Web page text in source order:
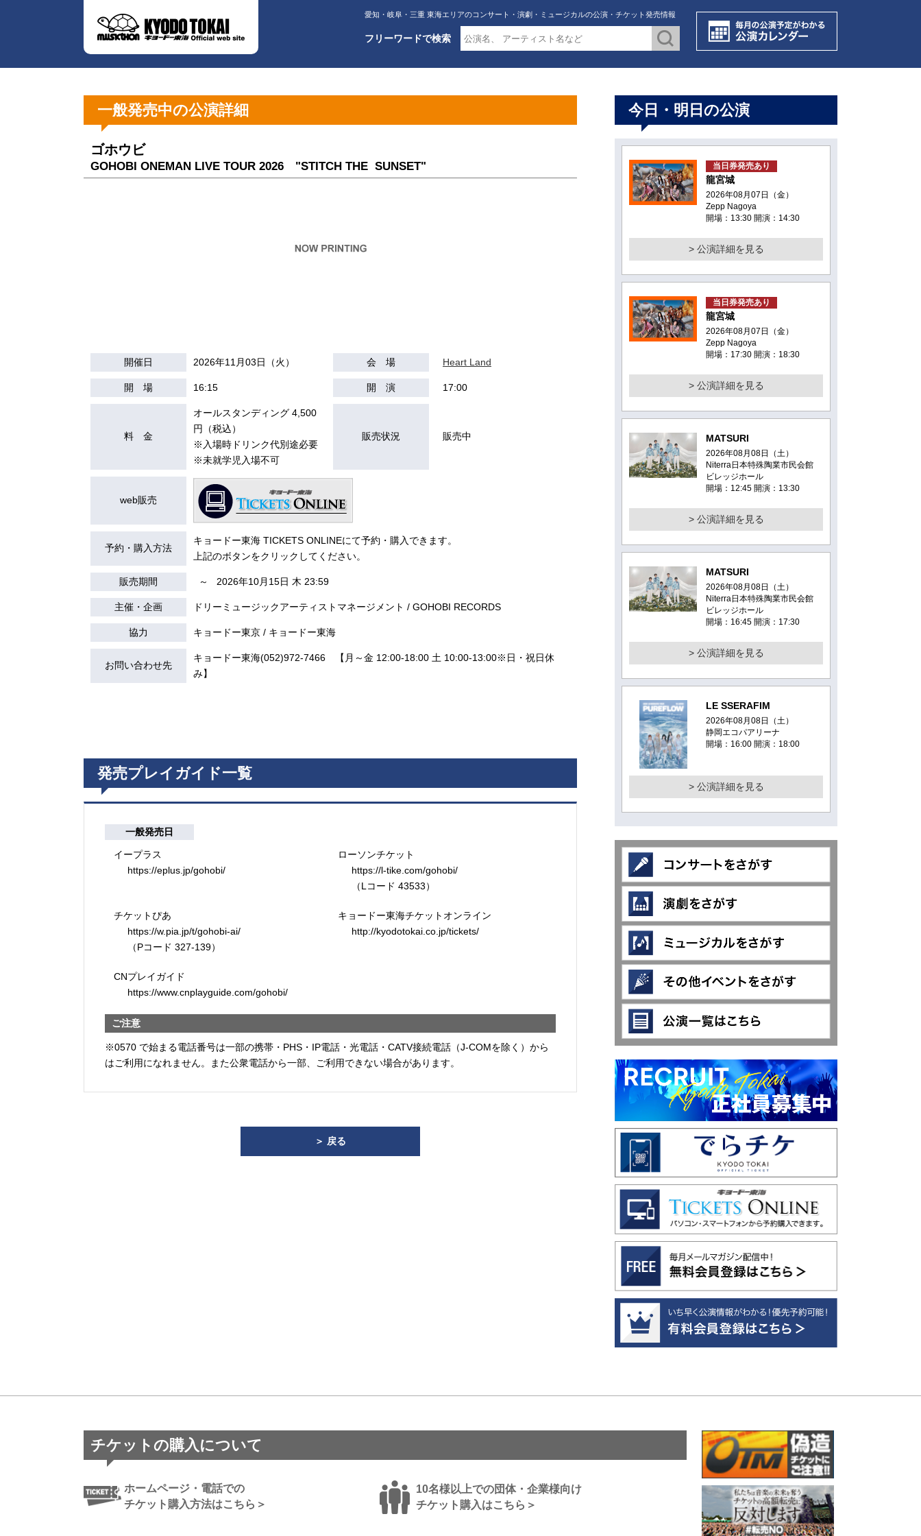
愛知・岐阜・三重 東海エリアのコンサート・演劇・ミュージカルの公演・チケット発売情報
フリーワードで検索
一般発売中の公演詳細
ゴホウビ
GOHOBI ONEMAN LIVE TOUR 2026 "STITCH THE SUNSET"
開催日 2026年11月03日（火） 会 場 Heart Land
開 場 16:15 開 演 17:00
料 金
オールスタンディング 4,500
円（税込）
※入場時ドリンク代別途必要
※未就学児入場不可
販売状況 販売中
web販売
予約・購入方法
キョードー東海 TICKETS ONLINEにて予約・購入できます。
上記のボタンをクリックしてください。
販売期間 ～ 2026年10月15日 木 23:59
主催・企画 ドリーミュージックアーティストマネージメント / GOHOBI RECORDS
協力 キョードー東京 / キョードー東海
お問い合わせ先
キョードー東海(052)972-7466 【月～金 12:00-18:00 土 10:00-13:00※日・祝日休
み】
発売プレイガイド一覧
一般発売日
イープラス
https://eplus.jp/gohobi/
ローソンチケット
https://l-tike.com/gohobi/
（Lコード 43533）
チケットぴあ
https://w.pia.jp/t/gohobi-ai/
（Pコード 327-139）
キョードー東海チケットオンライン
http://kyodotokai.co.jp/tickets/
CNプレイガイド
https://www.cnplayguide.com/gohobi/
ご注意
※0570 で始まる電話番号は一部の携帯・PHS・IP電話・光電話・CATV接続電話（J-COMを除く）から
はご利用になれません。また公衆電話から一部、ご利用できない場合があります。
＞ 戻る
今日・明日の公演
当日券発売あり
龍宮城
2026年08月07日（金）
Zepp Nagoya
開場：13:30 開演：14:30
> 公演詳細を見る
当日券発売あり
龍宮城
2026年08月07日（金）
Zepp Nagoya
開場：17:30 開演：18:30
> 公演詳細を見る
MATSURI
2026年08月08日（土）
Niterra日本特殊陶業市民会館
ビレッジホール
開場：12:45 開演：13:30
> 公演詳細を見る
MATSURI
2026年08月08日（土）
Niterra日本特殊陶業市民会館
ビレッジホール
開場：16:45 開演：17:30
> 公演詳細を見る
LE SSERAFIM
2026年08月08日（土）
静岡エコパアリーナ
開場：16:00 開演：18:00
> 公演詳細を見る
チケットの購入について
ホームページ・電話での
チケット購入方法はこちら＞
10名様以上での団体・企業様向け
チケット購入はこちら＞